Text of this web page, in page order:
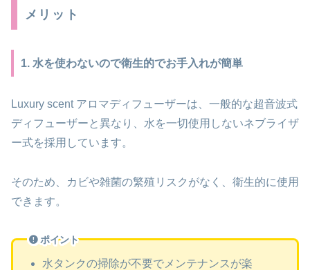
メリット
1. 水を使わないので衛生的でお手入れが簡単
Luxury scent アロマディフューザーは、一般的な超音波式
ディフューザーと異なり、水を一切使用しないネブライザ
ー式を採用しています。
そのため、カビや雑菌の繁殖リスクがなく、衛生的に使用
できます。
ポイント
水タンクの掃除が不要でメンテナンスが楽